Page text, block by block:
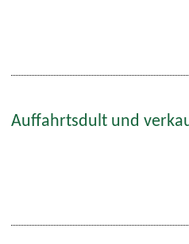
Auffahrtsdult und